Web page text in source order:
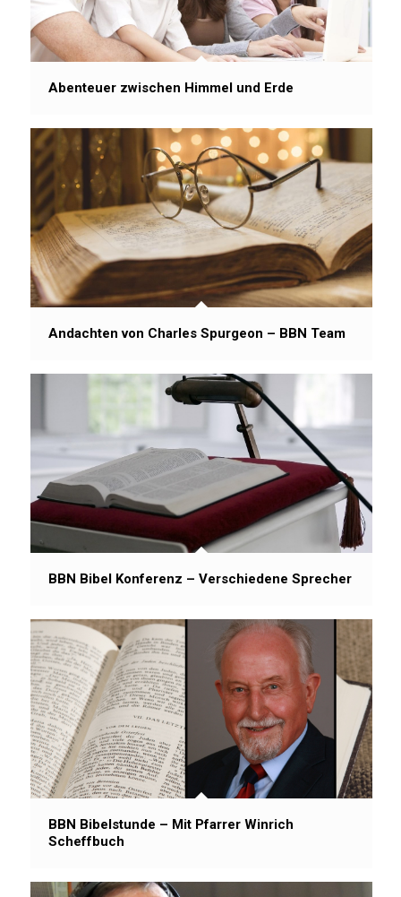
Abenteuer zwischen Himmel und Erde
Andachten von Charles Spurgeon – BBN Team
BBN Bibel Konferenz – Verschiedene Sprecher
BBN Bibelstunde – Mit Pfarrer Winrich
Scheffbuch